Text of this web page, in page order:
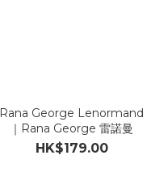
Rana George Lenormand
｜Rana George 雷諾曼
HK$179.00